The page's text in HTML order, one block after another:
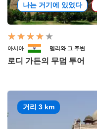
나는 거기에 있었다
아시아 델리와 그 주변
로디 가든의 무덤 투어
거리 3 km